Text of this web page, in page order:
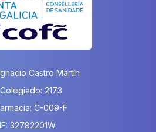
Castro Martín
2173
C-009-F
32782201W